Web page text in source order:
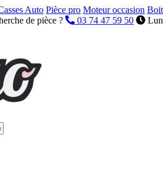
Auto Pièce pro Moteur occasion
de pièce ?
03 74 47 59 50